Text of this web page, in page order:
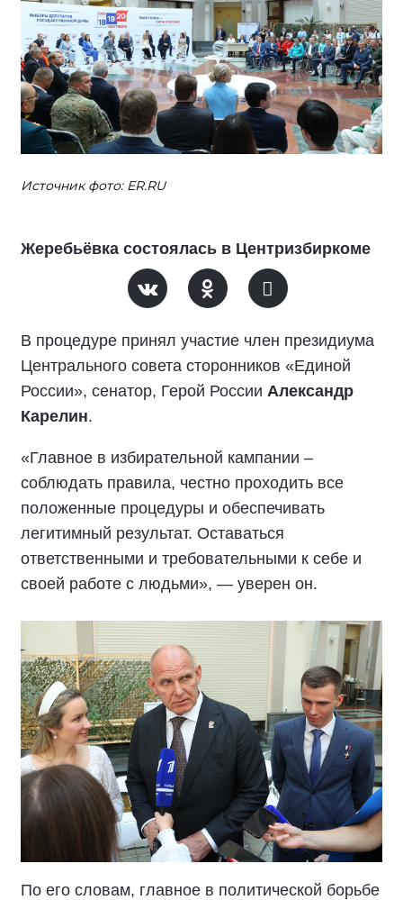
Источник фото: ER.RU
Жеребьёвка состоялась в Центризбиркоме
В процедуре принял участие член президиума
Центрального совета сторонников «Единой
России», сенатор, Герой России Александр
Карелин.
«Главное в избирательной кампании –
соблюдать правила, честно проходить все
положенные процедуры и обеспечивать
легитимный результат. Оставаться
ответственными и требовательными к себе и
своей работе с людьми», — уверен он.
По его словам, главное в политической борьбе